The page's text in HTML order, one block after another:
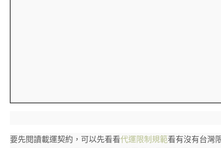
要先閱讀載運契約，可以先看看代運限制規範看有沒有台灣